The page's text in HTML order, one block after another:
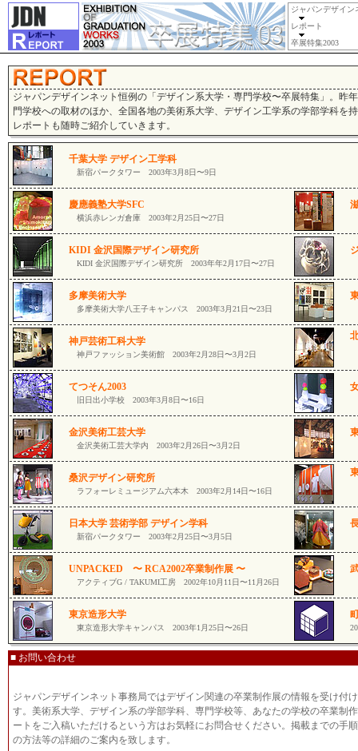
ジャパンデザイン
レポート
卒展特集2003
ジャパンデザインネット恒例の「デザイン系大学・専門学校〜卒展特集」。昨
門学校への取材のほか、全国各地の美術系大学、デザイン工学系の学部学科を
レポートも随時ご紹介していきます。
千葉大学 デザイン工学科
新宿パークタワー 2003年3月8日〜9日
慶應義塾大学SFC
横浜赤レンガ倉庫 2003年2月25日〜27日
KIDI 金沢国際デザイン研究所
KIDI 金沢国際デザイン研究所 2003年年2月17日〜27日
多摩美術大学
多摩美術大学八王子キャンパス 2003年3月21日〜23日
神戸芸術工科大学
神戸ファッション美術館 2003年2月28日〜3月2日
てつそん2003
旧日出小学校 2003年3月8日〜16日
金沢美術工芸大学
金沢美術工芸大学内 2003年2月26日〜3月2日
桑沢デザイン研究所
ラフォーレミュージアム六本木 2003年2月14日〜16日
日本大学 芸術学部 デザイン学科
新宿パークタワー 2003年2月25日〜3月5日
UNPACKED 〜 RCA2002卒業制作展 〜
アクティブG / TAKUMI工房 2002年10月11日〜11月26日
東京造形大学
東京造形大学キャンパス 2003年1月25日〜26日
■ お問い合わせ
ジャパンデザインネット事務局ではデザイン関連の卒業制作展の情報を受け付
す。美術系大学、デザイン系の学部学科、専門学校等、あなたの学校の卒業制
ートをご入稿いただけるという方はお気軽にお問合せください。掲載までの手
の方法等の詳細のご案内を致します。